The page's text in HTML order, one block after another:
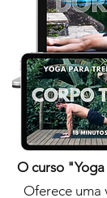
O curso
Oferece uma